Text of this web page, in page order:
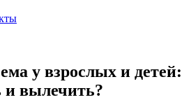
у взрослых и детей:
и вылечить?